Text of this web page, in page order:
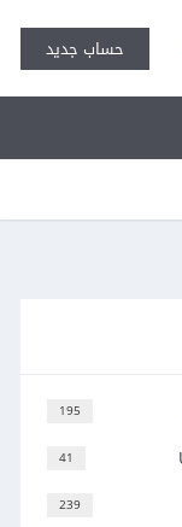
حساب جديد
195
41
239